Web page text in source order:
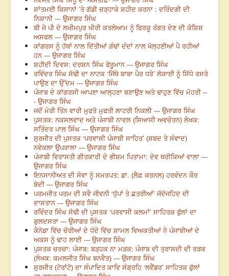
ਸ਼ਾਂਤਮਈ ਕਿਸਾਨਾਂ ’ਤੇ ਗੱਡੀ ਚੜ੍ਹਾਕੇ ਸ਼ਹੀਦ ਕਰਨਾ : ਦਰਿੰਦਗੀ ਦੀ
ਨਿਸ਼ਾਨੀ --- ਉਜਾਗਰ ਸਿੰਘ
ਬੀ ਜੇ ਪੀ ਦੇ ਲਖੀਮਪੁਰ ਖੀਰੀ ਕਤਲੇਆਮ ਨੂੰ ਫਿਰਕੂ ਰੰਗਤ ਦੇਣ ਦੀ ਕੋਸ਼ਿਸ਼
ਅਸਫਲ --- ਉਜਾਗਰ ਸਿੰਘ
ਕਾਂਗਰਸ ਨੂੰ ਹੱਥਾਂ ਨਾਲ ਦਿੱਤੀਆਂ ਗੰਢਾਂ ਦੰਦਾਂ ਨਾਲ ਖੋਲ੍ਹਣੀਆਂ ਪੈ ਰਹੀਆਂ
ਹਨ --- ਉਜਾਗਰ ਸਿੰਘ
ਸ਼ਹੀਦੀ ਦਿਵਸ: ਦਰਸ਼ਨ ਸਿੰਘ ਫੇਰੂਮਾਨ --- ਉਜਾਗਰ ਸਿੰਘ
ਰਵਿੰਦਰ ਸਿੰਘ ਸੋਢੀ ਦਾ ਨਾਟਕ ‘ਜਿੱਥੇ ਬਾਬਾ ਪੈਰ ਧਰੇ’ ਲੋਕਾਈ ਨੂੰ ਸਿੱਧੇ ਰਸਤੇ
ਪਾਉਣ ਦਾ ਉੱਦਮ --- ਉਜਾਗਰ ਸਿੰਘ
ਪੰਜਾਬ ਦੇ ਕਾਂਗਰਸੀ ਆਪਣਾ ਆਲ੍ਹਣਾ ਬਣਾਉਣ ਅਤੇ ਢਾਹੁਣ ਵਿੱਚ ਮੋਹਰੀ --
- ਉਜਾਗਰ ਸਿੰਘ
ਜਦੋਂ ਮੇਰੀ ਤਿੰਨ ਵਾਰੀ ਮੁਫਤੋ ਮੁਫਤੀ ਲਾਟਰੀ ਨਿਕਲੀ --- ਉਜਾਗਰ ਸਿੰਘ
ਪੁਸਤਕ: ਨਕਸਲਵਾਦ ਅਤੇ ਪੰਜਾਬੀ ਨਾਵਲ (ਸਿਆਸੀ ਅਵਚੇਤਨ) ਲੇਖਕ:
ਸਤਿੰਦਰ ਪਾਲ ਸਿੰਘ --- ਉਜਾਗਰ ਸਿੰਘ
ਸੁਰਜੀਤ ਦੀ ਪੁਸਤਕ ‘ਪਰਵਾਸੀ ਪੰਜਾਬੀ ਸਾਹਿਤ’ (ਸ਼ਬਦ ਤੇ ਸੰਵਾਦ)
ਨਵੇਕਲਾ ਉਪਰਾਲਾ --- ਉਜਾਗਰ ਸਿੰਘ
ਪੰਜਾਬੀ ਵਿਰਾਸਤੀ ਗੀਤਕਾਰੀ ਦੇ ਭੀਸ਼ਮ ਪਿਤਾਮਾ: ਦੇਵ ਥਰੀਕਿਆਂ ਵਾਲਾ ---
ਉਜਾਗਰ ਸਿੰਘ
ਇਨਸਾਨੀਅਤ ਦੀ ਸੇਵਾ ਨੂੰ ਸਮਰਪਤ: ਡਾ. (ਲੈਫ਼ ਕਰਨਲ) ਹਰਵੰਦਨ ਕੌਰ
ਬੇਦੀ --- ਉਜਾਗਰ ਸਿੰਘ
ਪਰਮਜੀਤ ਪਰਮ ਦੀ ਸਵੈ ਜੀਵਨੀ ‘ਧੁੱਪਾਂ ਤੇ ਛਤਰੀਆਂ’ ਜੱਦੋਜਹਿਦ ਦੀ
ਦਾਸਤਾਨ --- ਉਜਾਗਰ ਸਿੰਘ
ਰਵਿੰਦਰ ਸਿੰਘ ਸੋਢੀ ਦੀ ਪੁਸਤਕ ‘ਪਰਵਾਸੀ ਕਲਮਾਂ’ ਸਾਹਿਤਕ ਫੁੱਲਾਂ ਦਾ
ਗੁਲਦਸਤਾ --- ਉਜਾਗਰ ਸਿੰਘ
ਕੈਨੇਡਾ ਵਿੱਚ ਚੋਰੀਆਂ ਦੇ ਧੰਦੇ ਵਿੱਚ ਸ਼ਾਮਲ ਵਿਅਕਤੀਆਂ ਨੇ ਪੰਜਾਬੀਆਂ ਦੇ
ਅਕਸ ਨੂੰ ਢਾਹ ਲਾਈ --- ਉਜਾਗਰ ਸਿੰਘ
ਪੁਸਤਕ ਚਰਚਾ: ਪੰਜਾਬ: ਬੜ੍ਹਕ ਨਾ ਮੜਕ: ਪੰਜਾਬ ਦੀ ਤ੍ਰਾਸਦੀ ਦੀ ਰੜਕ
(ਲੇਖਕ: ਕਮਲਜੀਤ ਸਿੰਘ ਬਨਵੈਤ) --- ਉਜਾਗਰ ਸਿੰਘ
ਸੁਰਜੀਤ (ਟੋਰਾਂਟੋ) ਦਾ ਸੰਪਾਦਿਤ ਕਾਵਿ ਸੰਗ੍ਰਹਿ ‘ਲਵੈਂਡਰ’ ਸਾਹਿਤਕ ਫੁੱਲਾਂ